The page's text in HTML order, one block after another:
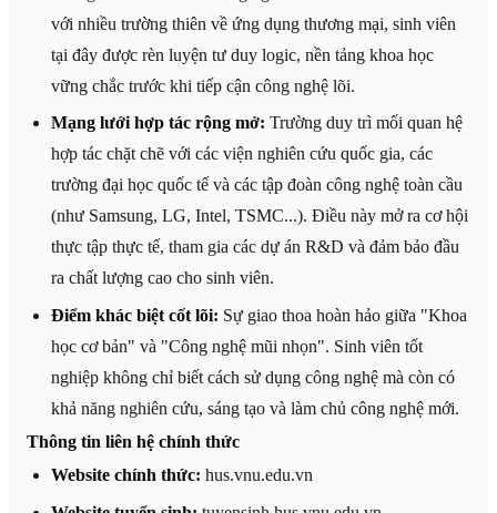
với nhiều trường thiên về ứng dụng thương mại, sinh viên
tại đây được rèn luyện tư duy logic, nền tảng khoa học
vững chắc trước khi tiếp cận công nghệ lõi.
Mạng lưới hợp tác rộng mở: Trường duy trì mối quan hệ
hợp tác chặt chẽ với các viện nghiên cứu quốc gia, các
trường đại học quốc tế và các tập đoàn công nghệ toàn cầu
(như Samsung, LG, Intel, TSMC...). Điều này mở ra cơ hội
thực tập thực tế, tham gia các dự án R&D và đảm bảo đầu
ra chất lượng cao cho sinh viên.
Điểm khác biệt cốt lõi: Sự giao thoa hoàn hảo giữa "Khoa
học cơ bản" và "Công nghệ mũi nhọn". Sinh viên tốt
nghiệp không chỉ biết cách sử dụng công nghệ mà còn có
khả năng nghiên cứu, sáng tạo và làm chủ công nghệ mới.
Thông tin liên hệ chính thức
Website chính thức: hus.vnu.edu.vn